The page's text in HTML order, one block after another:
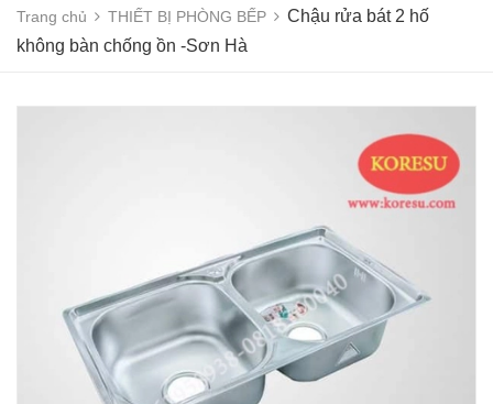
Trang chủ THIẾT BỊ PHÒNG BẾP
Chậu rửa bát 2 hố
không bàn chống ồn -Sơn Hà